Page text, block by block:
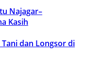
Najagar–
Kasih
dan Longsor di